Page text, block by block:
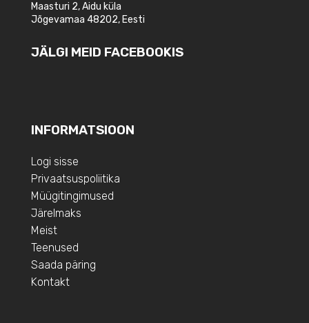
Maasturi 2, Aidu küla
Jõgevamaa 48202, Eesti
JÄLGI MEID FACEBOOKIS
INFORMATSIOON
Logi sisse
Privaatsuspoliitika
Müügitingimused
Järelmaks
Meist
Teenused
Saada päring
Kontakt